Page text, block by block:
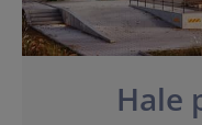
Hale